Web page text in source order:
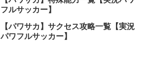
フルサッカー】
【パワサカ】サクセス攻略一覧【実況
パワフルサッカー】